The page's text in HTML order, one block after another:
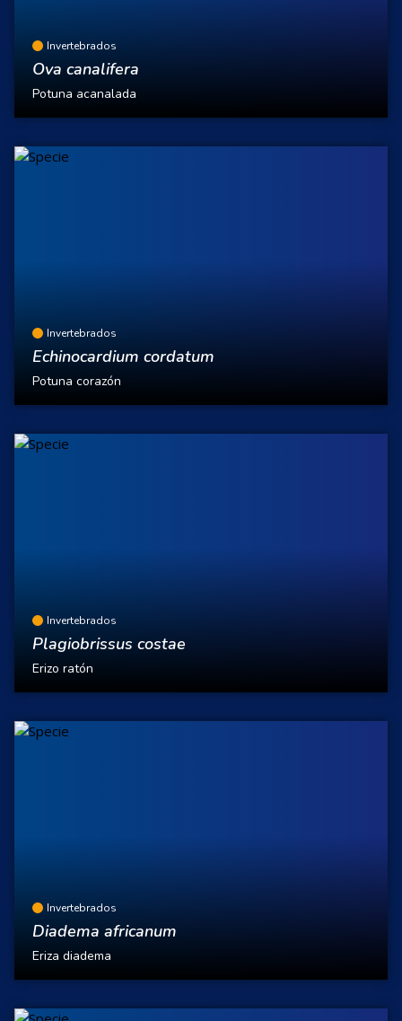
Invertebrados
Ova canalifera
Potuna acanalada
Invertebrados
Echinocardium cordatum
Potuna corazón
Invertebrados
Plagiobrissus costae
Erizo ratón
Invertebrados
Diadema africanum
Eriza diadema